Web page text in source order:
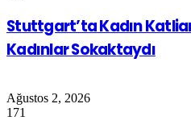
Stuttgart’ta Kadın
Kadınlar Sokaktaydı
Ağustos 2, 2026
171